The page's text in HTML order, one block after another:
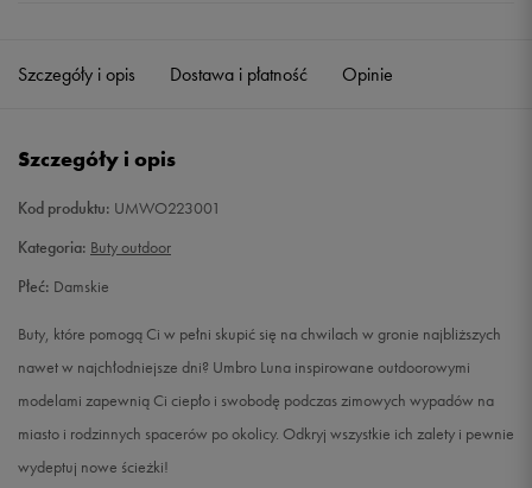
Szczegóły i opis Dostawa i płatność Opinie
Szczegóły i opis
Kod produktu: UMWO223001
Kategoria: Buty outdoor
Płeć: Damskie
Buty, które pomogą Ci w pełni skupić się na chwilach w gronie najbliższych
nawet w najchłodniejsze dni? Umbro Luna inspirowane outdoorowymi
modelami zapewnią Ci ciepło i swobodę podczas zimowych wypadów na
miasto i rodzinnych spacerów po okolicy. Odkryj wszystkie ich zalety i pewnie
wydeptuj nowe ścieżki!